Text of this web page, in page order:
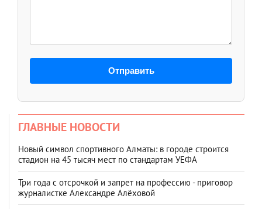
Отправить
ГЛАВНЫЕ НОВОСТИ
Новый символ спортивного Алматы: в городе строится
стадион на 45 тысяч мест по стандартам УЕФА
Три года с отсрочкой и запрет на профессию - приговор
журналистке Александре Алёховой